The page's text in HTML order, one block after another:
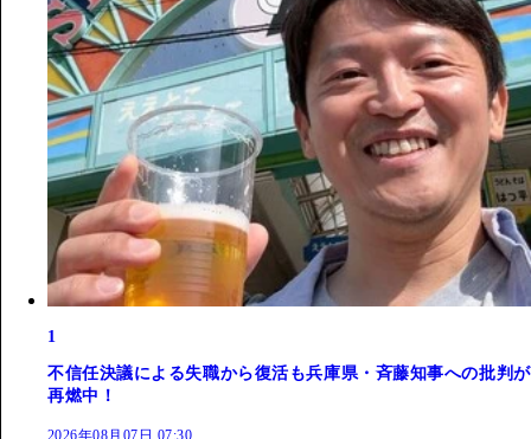
1
不信任決議による失職から復活も兵庫県・斉藤知事への批判が
再燃中！
2026年08月07日 07:30